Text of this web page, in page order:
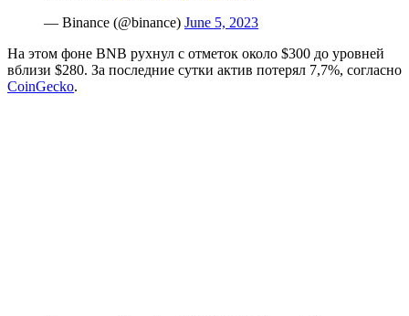
— Binance (@binance) June 5, 2023
На этом фоне BNB рухнул с отметок около $300 до уровней
вблизи $280. За последние сутки актив потерял 7,7%, согласно
CoinGecko.